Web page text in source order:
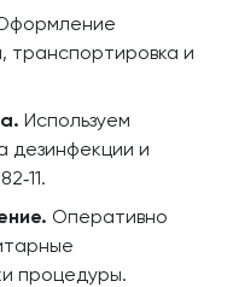
транспортировка и
Используем
дезинфекции и
Оперативно
процедуры.